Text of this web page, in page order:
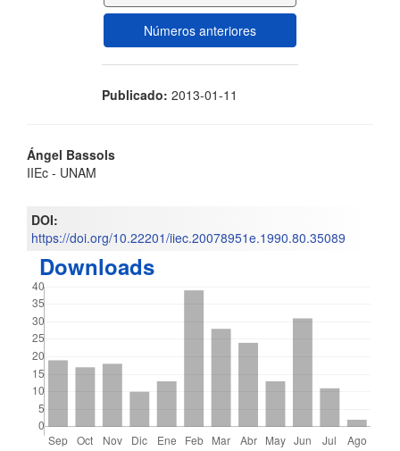
Números anteriores
Publicado: 2013-01-11
Contenido
del
artículo
Ángel Bassols
IIEc - UNAM
DOI:
https://doi.org/10.22201/iiec.20078951e.1990.80.35089
Downloads